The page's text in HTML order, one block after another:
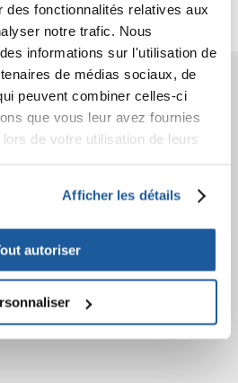
des fonctionnalités relatives aux
notre trafic. Nous
informations sur l'utilisation de
de médias sociaux, de
peuvent combiner celles-ci
que vous leur avez fournies
de votre utilisation de leurs
Afficher les détails
autoriser